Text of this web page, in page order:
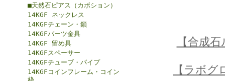
■天然石ピアス（カボション）
14KGF ネックレス
14KGFチェーン・鎖
14KGFパーツ金具
14KGF 留め具
14KGFスペーサー
14KGFチューブ・パイプ
14KGFコインフレーム・コイン
【合成
【ラボ